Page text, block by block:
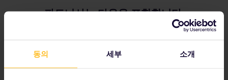
동의 세부 소개
파트너사는 다음을 포함합니다.